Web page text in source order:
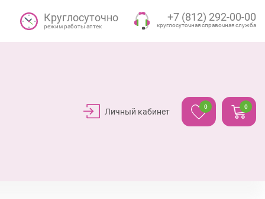
Круглосуточно
режим работы аптек
+7 (812) 292-00-00
круглосуточная справочная служба
Личный кабинет
0 0